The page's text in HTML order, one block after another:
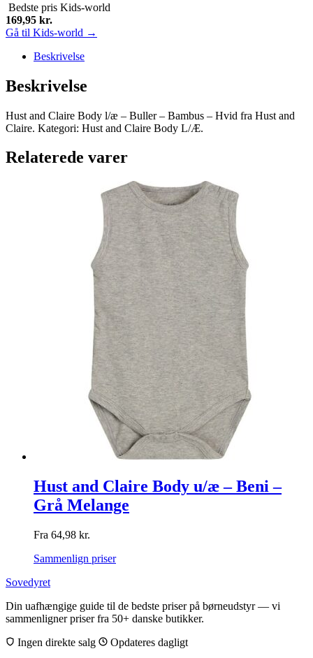
Bedste pris Kids-world
169,95 kr.
Gå til Kids-world →
Beskrivelse
Beskrivelse
Hust and Claire Body l/æ – Buller – Bambus – Hvid fra Hust and
Claire. Kategori: Hust and Claire Body L/Æ.
Relaterede varer
Hust and Claire Body u/æ – Beni –
Grå Melange
Fra 64,98 kr.
Sammenlign priser
Sovedyret
Din uafhængige guide til de bedste priser på børneudstyr — vi
sammenligner priser fra 50+ danske butikker.
Ingen direkte salg
Opdateres dagligt